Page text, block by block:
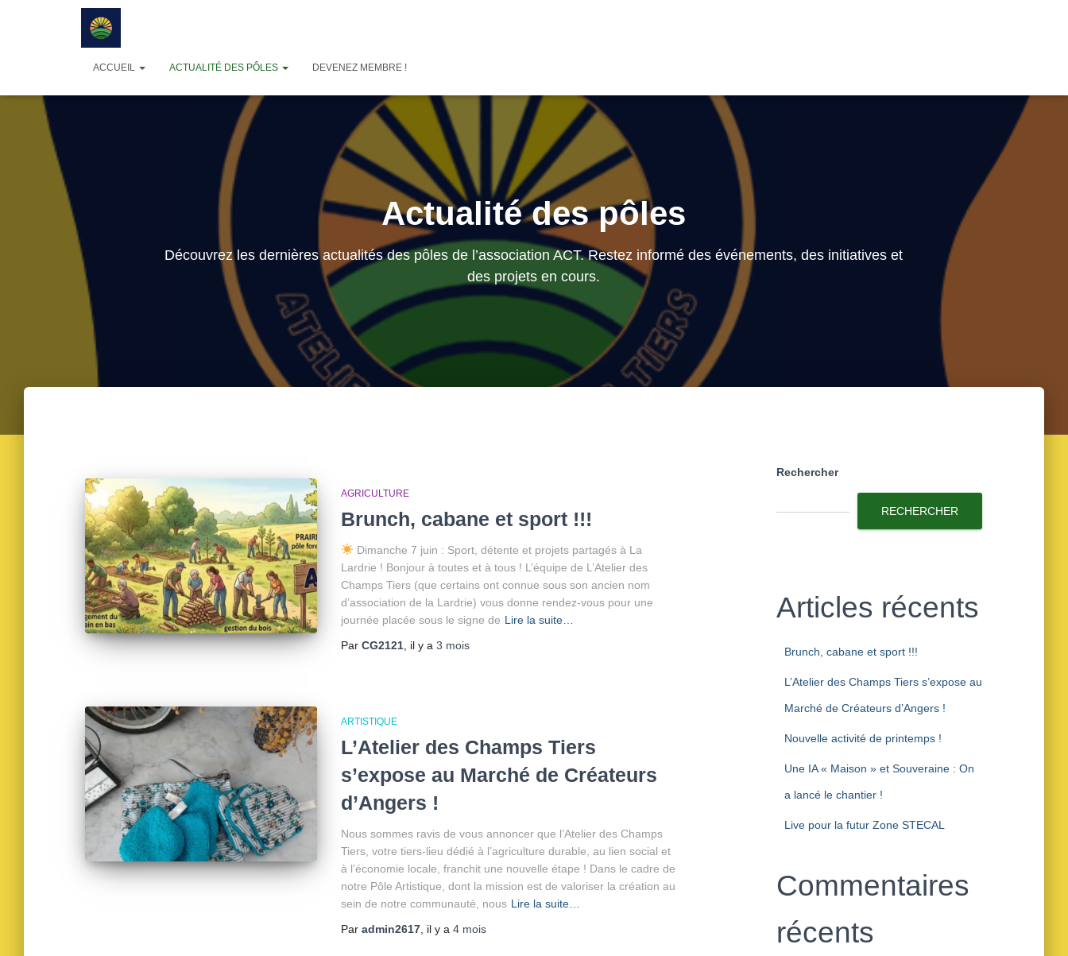
ACCUEIL ACTUALITÉ DES PÔLES DEVENEZ MEMBRE !
Actualité des pôles
Découvrez les dernières actualités des pôles de l’association ACT. Restez informé des événements, des initiatives et
des projets en cours.
AGRICULTURE
Brunch, cabane et sport !!!
Dimanche 7 juin : Sport, détente et projets partagés à La
Lardrie ! Bonjour à toutes et à tous ! L’équipe de L’Atelier des
Champs Tiers (que certains ont connue sous son ancien nom
d’association de la Lardrie) vous donne rendez-vous pour une
journée placée sous le signe de Lire la suite…
ParCG2121 , il y a3 mois
ARTISTIQUE
L’Atelier des Champs Tiers
s’expose au Marché de Créateurs
d’Angers !
Nous sommes ravis de vous annoncer que l’Atelier des Champs
Tiers, votre tiers-lieu dédié à l’agriculture durable, au lien social et
à l’économie locale, franchit une nouvelle étape ! Dans le cadre de
notre Pôle Artistique, dont la mission est de valoriser la création au
sein de notre communauté, nous Lire la suite…
Paradmin2617 , il y a4 mois
Rechercher
RECHERCHER
Articles récents
Brunch, cabane et sport !!!
L’Atelier des Champs Tiers s’expose au
Marché de Créateurs d’Angers !
Nouvelle activité de printemps !
Une IA « Maison » et Souveraine : On
a lancé le chantier !
Live pour la futur Zone STECAL
Commentaires
récents